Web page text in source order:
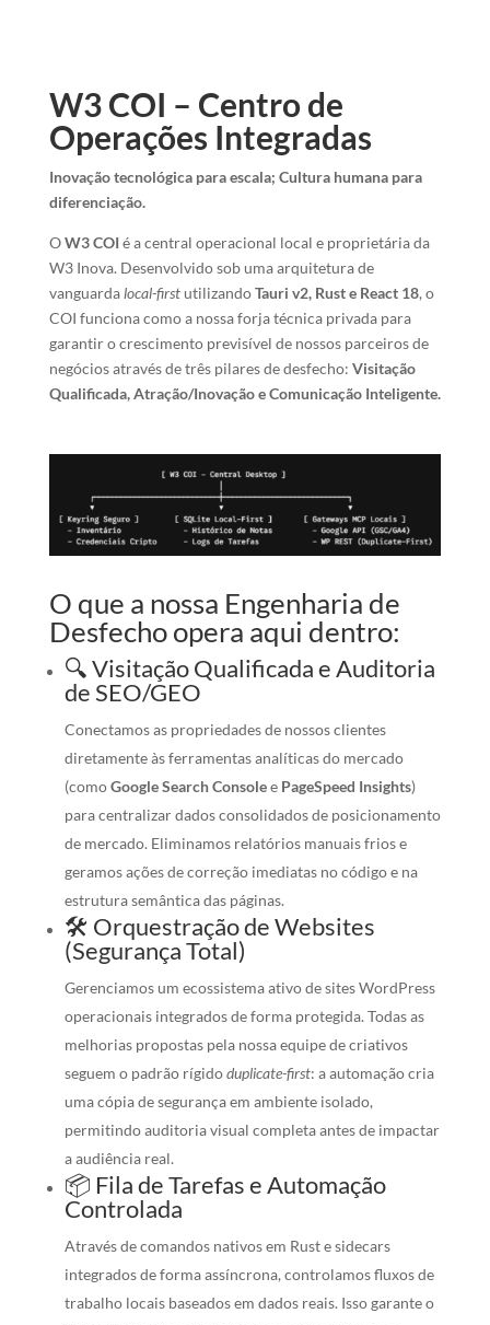
W3 COI – Centro de
Operações Integradas
Inovação tecnológica para escala; Cultura humana para
diferenciação.
OW3 COI é a central operacional local e proprietária da
W3 Inova. Desenvolvido sob uma arquitetura de
vanguardalocal-firstutilizandoTauri v2, Rust e React 18, o
COI funciona como a nossa forja técnica privada para
garantir o crescimento previsível de nossos parceiros de
negócios através de três pilares de desfecho: Visitação
Qualificada, Atração/Inovação e Comunicação Inteligente.
O que a nossa Engenharia de
Desfecho opera aqui dentro:
🔍 Visitação Qualificada e Auditoria
de SEO/GEO
Conectamos as propriedades de nossos clientes
diretamente às ferramentas analíticas do mercado
(comoGoogle Search Consolee PageSpeed Insights)
para centralizar dados consolidados de posicionamento
de mercado. Eliminamos relatórios manuais frios e
geramos ações de correção imediatas no código e na
estrutura semântica das páginas.
🛠️ Orquestração de Websites
(Segurança Total)
Gerenciamos um ecossistema ativo de sites WordPress
operacionais integrados de forma protegida. Todas as
melhorias propostas pela nossa equipe de criativos
seguem o padrão rígidoduplicate-first: a automação cria
uma cópia de segurança em ambiente isolado,
permitindo auditoria visual completa antes de impactar
a audiência real.
📦 Fila de Tarefas e Automação
Controlada
Através de comandos nativos em Rust e sidecars
integrados de forma assíncrona, controlamos fluxos de
trabalho locais baseados em dados reais. Isso garante o